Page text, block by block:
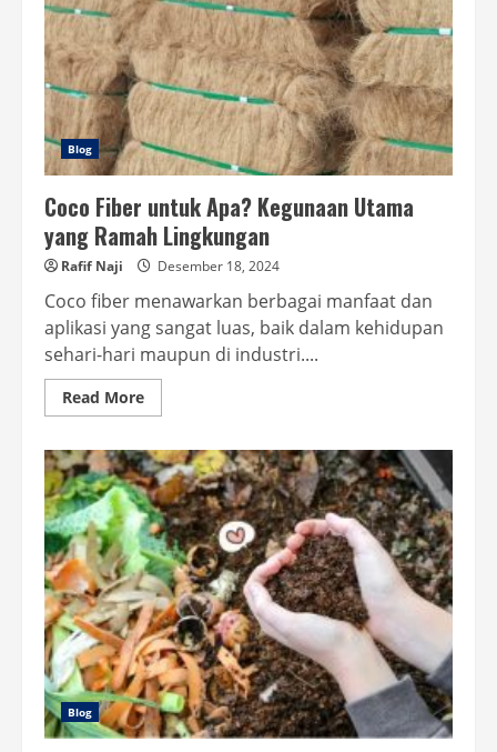
Blog
Coco Fiber untuk Apa? Kegunaan Utama
yang Ramah Lingkungan
Rafif Naji Desember 18, 2024
Coco fiber menawarkan berbagai manfaat dan
aplikasi yang sangat luas, baik dalam kehidupan
sehari-hari maupun di industri....
Read MoreRead
more
Fiber
untuk
Apa?
Kegunaan
Utama
yang
Ramah
Lingkungan
Blog